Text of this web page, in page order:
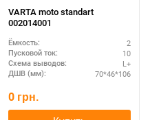
VARTA moto standart
002014001
Ёмкость: 2
Пусковой ток: 10
Схема выводов: L+
ДШВ (мм): 70*46*106
0 грн.